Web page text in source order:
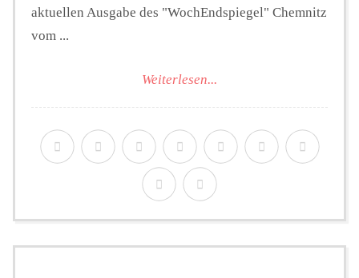
aktuellen Ausgabe des "WochEndspiegel" Chemnitz
vom ...
Weiterlesen...